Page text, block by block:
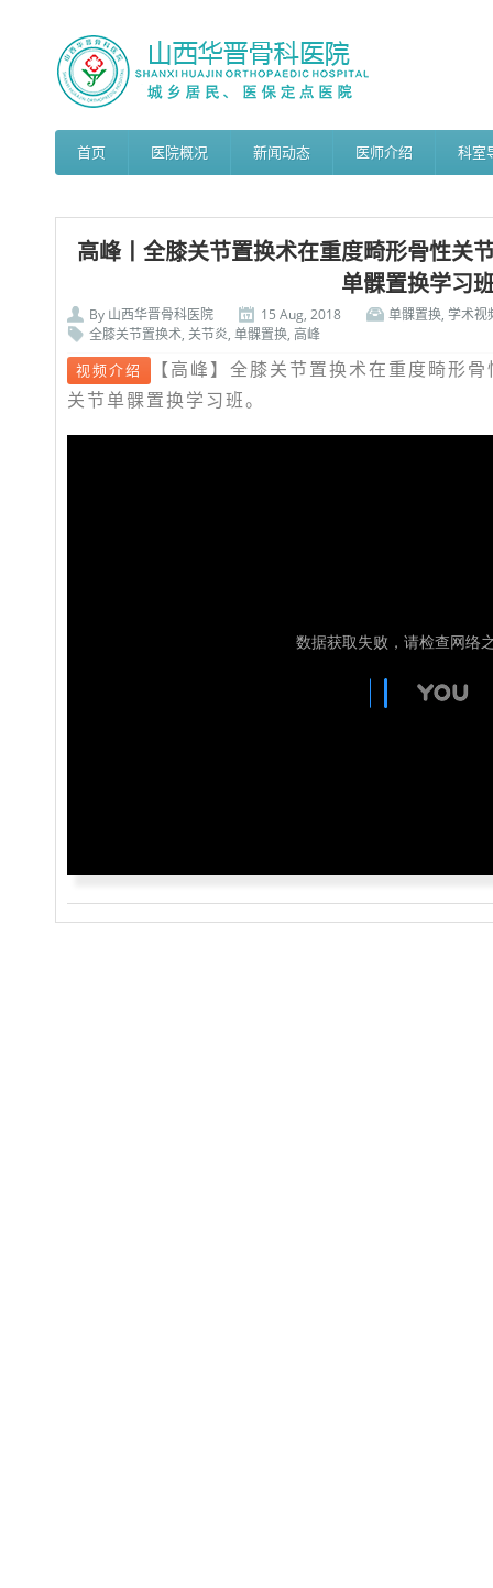
首页 医院概况 新闻动态 医师介绍 科室
高峰丨全膝关节置换术在重度畸形骨性关
单髁置换学习
By 山西华晋骨科医院 15 Aug, 2018 单髁置换, 学术视
全膝关节置换术, 关节炎, 单髁置换, 高峰
视频介绍
【高峰】全膝关节置换术在重度畸形
关节单髁置换学习班。